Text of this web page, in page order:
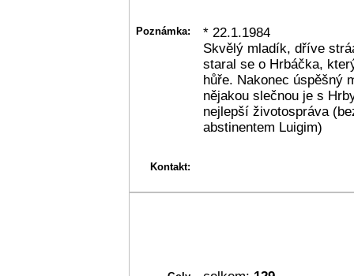
Poznámka:
* 22.1.1984
Skvělý mladík, dříve
staral se o Hrbáčka,
hůře. Nakonec úspěšný
nějakou slečnou je s
nejlepší životospráva
abstinentem Luigim)
Kontakt: